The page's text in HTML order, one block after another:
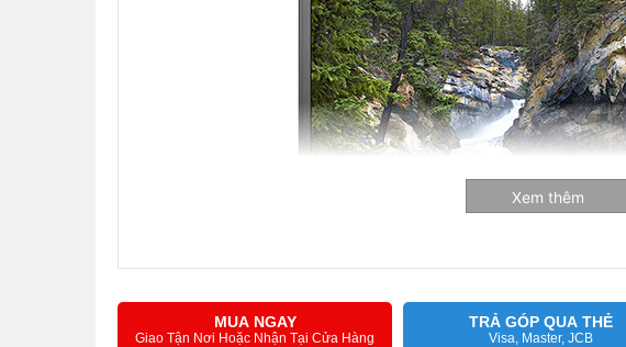
Xem thêm
MUA NGAY
Giao Tận Nơi Hoặc Nhận Tại Cửa Hàng
TRẢ GÓP QUA THẺ
Visa, Master, JCB